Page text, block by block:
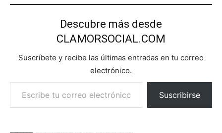
Descubre más desde
CLAMORSOCIAL.COM
Suscríbete y recibe las últimas entradas en tu correo
electrónico.
Escribe tu correo electrónico…
Suscribirse